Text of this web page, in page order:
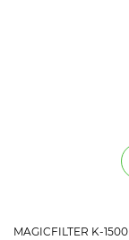
MAGICFILTER K-